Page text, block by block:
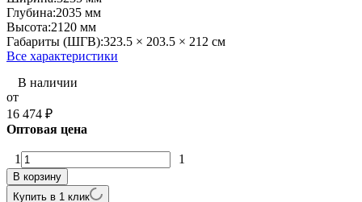
Глубина:2035 мм
Высота:2120 мм
Габариты (ШГВ):323.5 × 203.5 × 212 см
Все характеристики
В наличии
от
16 474 ₽
Оптовая цена
1 1
В корзину
Купить в 1 клик